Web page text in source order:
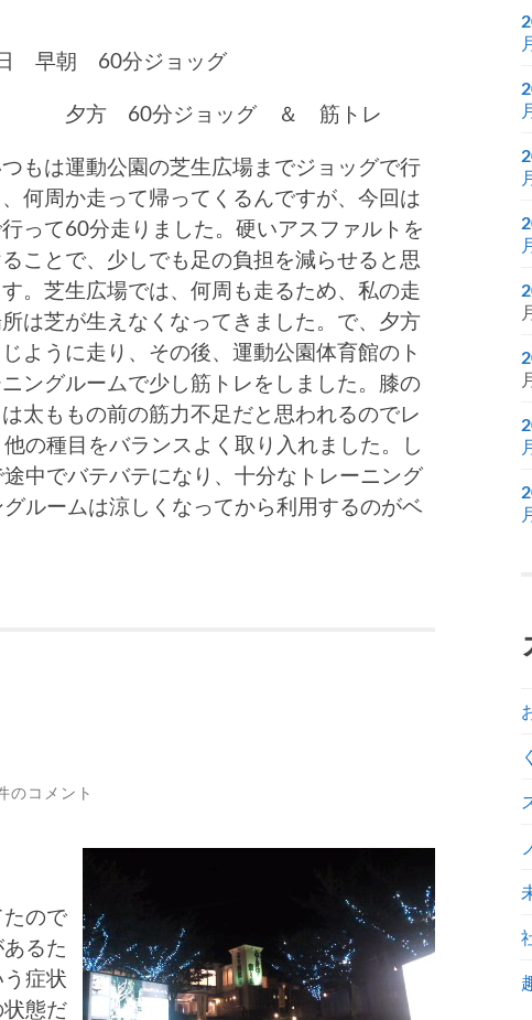
早朝 60分ジョッグ
60分ジョッグ ＆ 筋トレ
もは運動公園の芝生広場までジョッグで行
、何周か走って帰ってくるんですが、今回は
って60分走りました。硬いアスファルトを
ことで、少しでも足の負担を減らせると思
。芝生広場では、何周も走るため、私の走
は芝が生えなくなってきました。で、夕方
ように走り、その後、運動公園体育館のト
ニングルームで少し筋トレをしました。膝の
太ももの前の筋力不足だと思われるのでレ
の種目をバランスよく取り入れました。し
中でバテバテになり、十分なトレーニング
ルームは涼しくなってから利用するのがベ
のコメント
ので
るた
症状
態だ